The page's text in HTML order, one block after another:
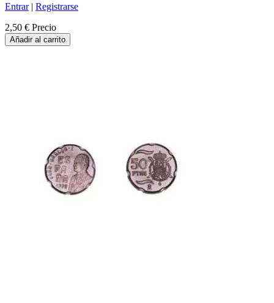
Entrar| Registrarse
2,50 € Precio
Añadir al carrito